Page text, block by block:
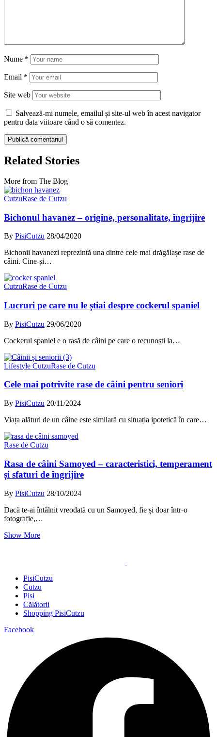
Nume *
Email *
Site web
Salvează-mi numele, emailul și site-ul web în acest navigator
pentru data viitoare când o să comentez.
Related Stories
More from The Blog
CutzuRase de Cutzu
Bichonul havanez – origine, personalitate, îngrijire
By PisiCutzu 28/04/2020
Bichonii havanezi reprezintă una dintre cele mai drăgălașe rase de
câini. Cine-și…
CutzuRase de Cutzu
Lucruri pe care nu le știai despre cockerul spaniel
By PisiCutzu 29/06/2020
Cockerul spaniel e o rasă de câini pe care o recunoști la…
Lifestyle CutzuRase de Cutzu
Cele mai potrivite rase de câini pentru seniori
By PisiCutzu 20/11/2024
Viața alături de un câine este similară cu situația ipotetică în care…
Rase de Cutzu
Rasa de câini Samoyed – caracteristici, temperament
și sfaturi de îngrijire
By PisiCutzu 28/10/2024
Dacă te-ai întâlnit vreodată cu un Samoyed, fie și doar într-o
fotografie,…
Show More
PisiCutzu
Cutzu
Pisi
Călătorii
Shopping PisiCutzu
Facebook